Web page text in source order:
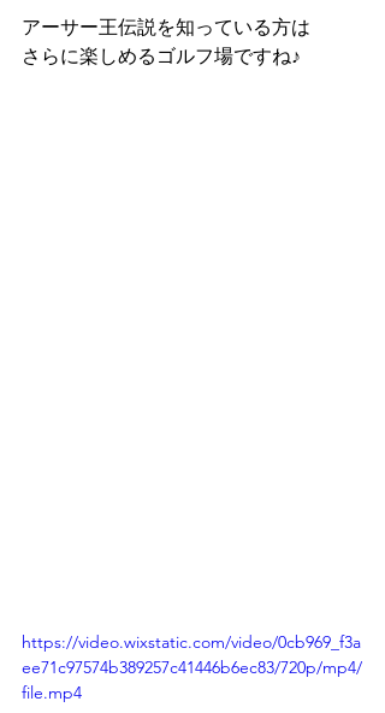
アーサー王伝説を知っている方は
さらに楽しめるゴルフ場ですね♪
https://video.wixstatic.com/video/0cb969_f3a
ee71c97574b389257c41446b6ec83/720p/mp4/
file.mp4